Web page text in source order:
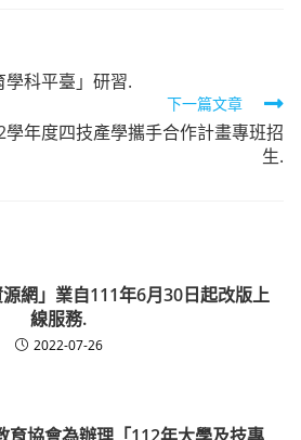
學科平臺」研習.
下一篇文章
年度四技產學攜手合作計畫專班招
生.
網」業自111年6月30日起改版上
線服務.
2022-07-26